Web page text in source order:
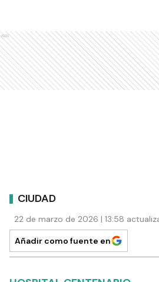
Ads
CIUDAD
22 de marzo de 2026 | 13:58
Añadir como fuente en